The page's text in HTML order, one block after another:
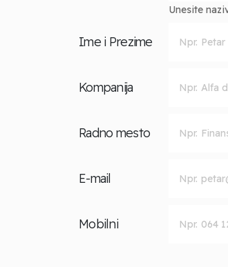
Unesite
Ime i Prezime
Kompanija
Radno mesto
E-mail
Mobilni